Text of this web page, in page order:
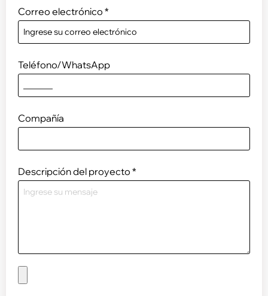
Correo electrónico *
Teléfono/WhatsApp
Compañía
Descripción del proyecto *